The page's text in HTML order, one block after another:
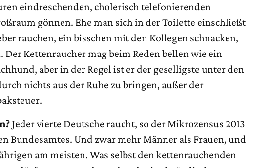
eindreschenden, cholerisch telefonierenden
gönnen. Ehe man sich in der Toilette einschließt
rauchen, ein bisschen mit den Kollegen schnacken,
Der Kettenraucher mag beim Reden bellen wie ein
aber in der Regel ist er der geselligste unter den
nichts aus der Ruhe zu bringen, außer der
Jeder vierte Deutsche raucht, so der Mikrozensus 2013
Bundesamtes. Und zwar mehr Männer als Frauen, und
am meisten. Was selbst den kettenrauchenden